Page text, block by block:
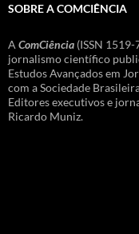
SOBRE A COMCIÊNCIA
A ComCiência (ISSN
jornalismo científico
Estudos Avançados em
com a Sociedade
Editores executivos e
Ricardo Muniz.